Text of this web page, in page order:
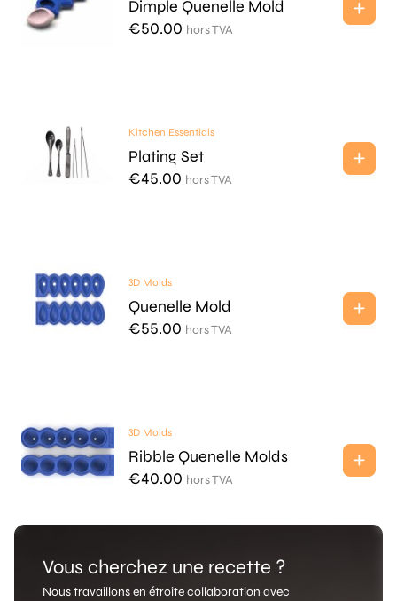
Dimple Quenelle Mold
€50.00 hors TVA
Kitchen Essentials
Plating Set
€45.00 hors TVA
3D Molds
Quenelle Mold
€55.00 hors TVA
3D Molds
Ribble Quenelle Molds
€40.00 hors TVA
Vous cherchez une recette ?
Nous travaillons en étroite collaboration avec